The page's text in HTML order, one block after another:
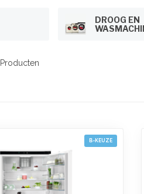
DROOG EN
Producten
B-KEUZE